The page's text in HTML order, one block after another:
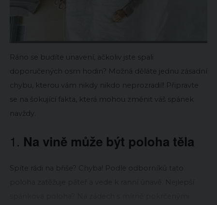
Ráno se budíte unavení, ačkoliv jste spali
doporučených osm hodin? Možná děláte jednu zásadní
chybu, kterou vám nikdy nikdo neprozradil! Připravte
se na šokující fakta, která mohou změnit váš spánek
navždy.
1. Na vině může být poloha těla
Spíte rádi na břiše? Chyba! Podle odborníků tato